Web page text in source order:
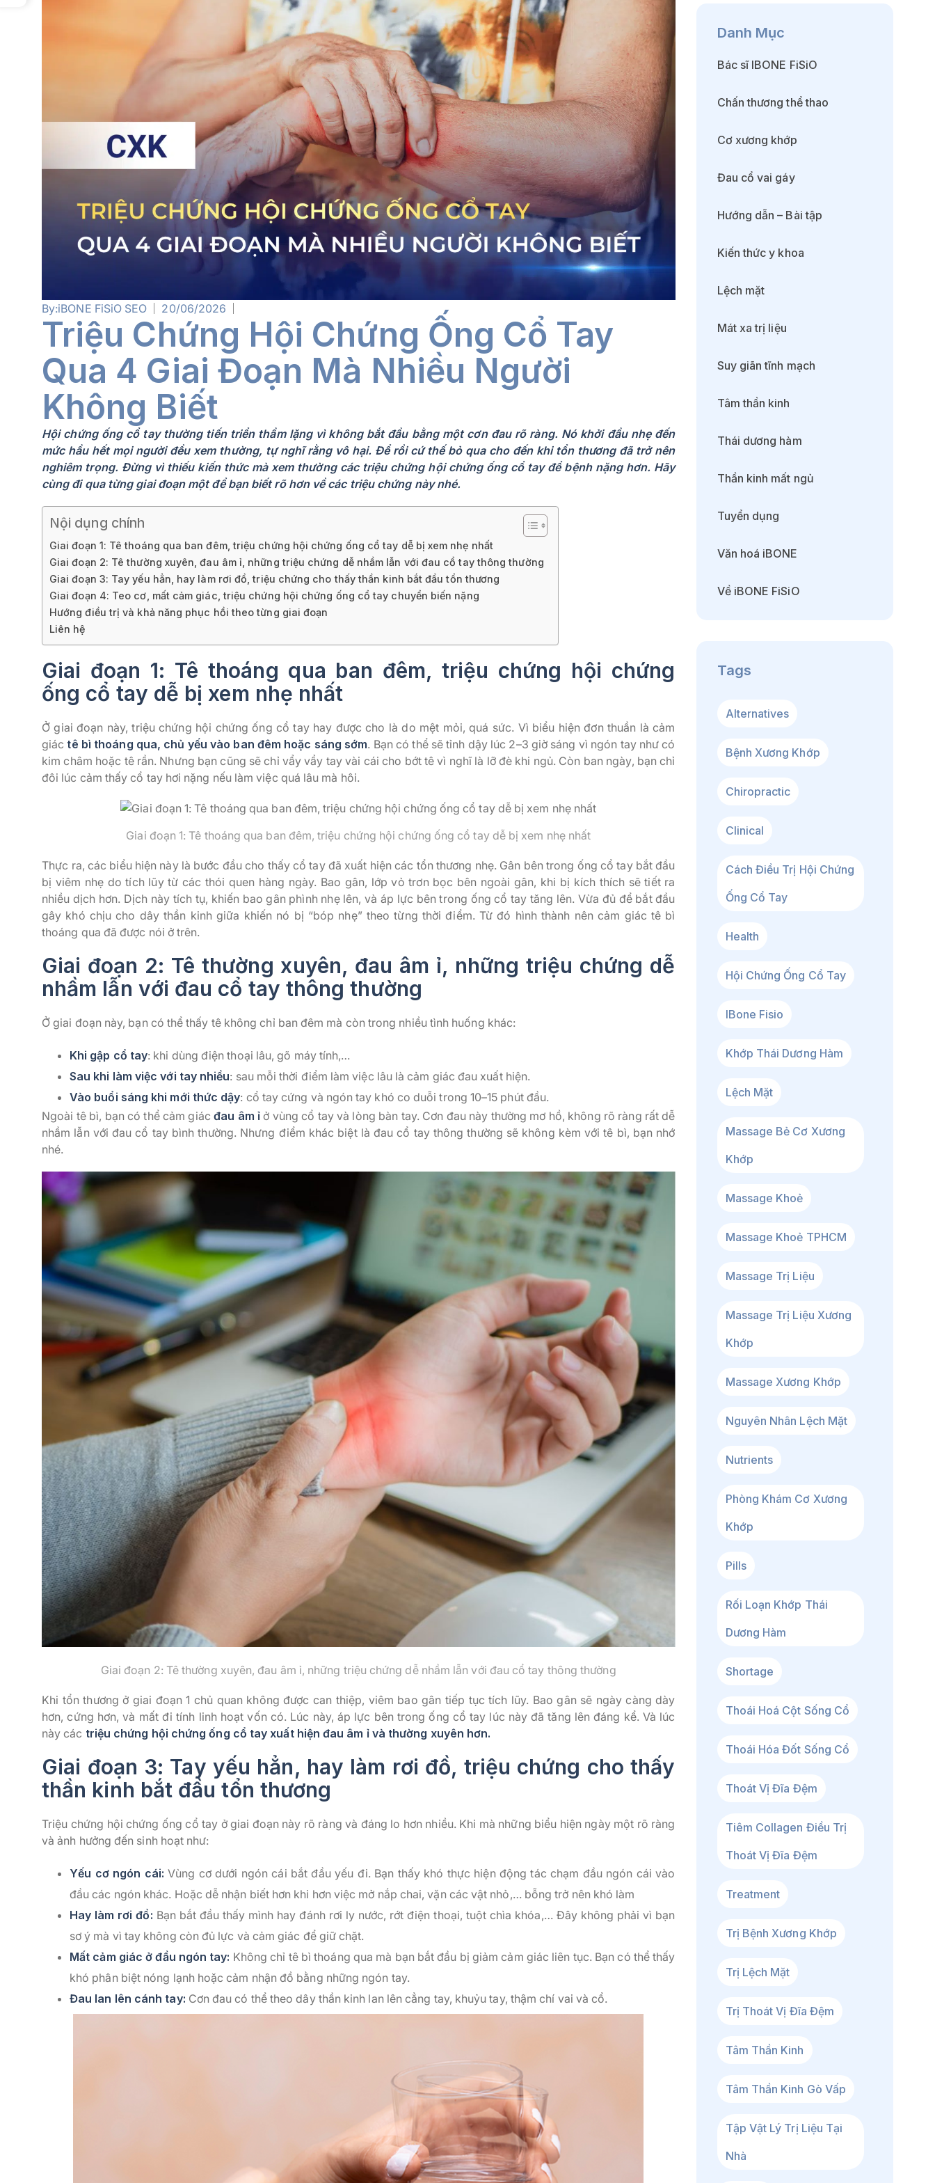
By:iBONE FiSiO SEO 20/06/2026
Triệu Chứng Hội Chứng Ống Cổ Tay
Qua 4 Giai Đoạn Mà Nhiều Người
Không Biết
Hội chứng ống cổ tay thường tiến triển thầm lặng vì không bắt đầu bằng một cơn đau rõ ràng. Nó khởi đầu nhẹ đến
mức hầu hết mọi người đều xem thường, tự nghĩ rằng vô hại. Để rồi cứ thế bỏ qua cho đến khi tổn thương đã trở nên
nghiêm trọng. Đừng vì thiếu kiến thức mà xem thường các triệu chứng hội chứng ống cổ tay để bệnh nặng hơn. Hãy
cùng đi qua từng giai đoạn một để bạn biết rõ hơn về các triệu chứng này nhé.
Nội dụng chính
Giai đoạn 1: Tê thoáng qua ban đêm, triệu chứng hội chứng ống cổ tay dễ bị xem nhẹ nhất
Giai đoạn 2: Tê thường xuyên, đau âm ỉ, những triệu chứng dễ nhầm lẫn với đau cổ tay thông thường
Giai đoạn 3: Tay yếu hẳn, hay làm rơi đồ, triệu chứng cho thấy thần kinh bắt đầu tổn thương
Giai đoạn 4: Teo cơ, mất cảm giác, triệu chứng hội chứng ống cổ tay chuyển biến nặng
Hướng điều trị và khả năng phục hồi theo từng giai đoạn
Liên hệ
Giai đoạn 1: Tê thoáng qua ban đêm, triệu chứng hội chứng
ống cổ tay dễ bị xem nhẹ nhất
Ở giai đoạn này, triệu chứng hội chứng ống cổ tay hay được cho là do mệt mỏi, quá sức. Vì biểu hiện đơn thuần là cảm
giác tê bì thoáng qua, chủ yếu vào ban đêm hoặc sáng sớm. Bạn có thể sẽ tỉnh dậy lúc 2–3 giờ sáng vì ngón tay như có
kim châm hoặc tê rần. Nhưng bạn cũng sẽ chỉ vẩy vẩy tay vài cái cho bớt tê vì nghĩ là lỡ đè khi ngủ. Còn ban ngày, bạn chỉ
đôi lúc cảm thấy cổ tay hơi nặng nếu làm việc quá lâu mà hôi.
Giai đoạn 1: Tê thoáng qua ban đêm, triệu chứng hội chứng ống cổ tay dễ bị xem nhẹ nhất
Thực ra, các biểu hiện này là bước đầu cho thấy cổ tay đã xuất hiện các tổn thương nhẹ. Gân bên trong ống cổ tay bắt đầu
bị viêm nhẹ do tích lũy từ các thói quen hàng ngày. Bao gân, lớp vỏ trơn bọc bên ngoài gân, khi bị kích thích sẽ tiết ra
nhiều dịch hơn. Dịch này tích tụ, khiến bao gân phình nhẹ lên, và áp lực bên trong ống cổ tay tăng lên. Vừa đủ để bắt đầu
gây khó chịu cho dây thần kinh giữa khiến nó bị “bóp nhẹ” theo từng thời điểm. Từ đó hình thành nên cảm giác tê bì
thoáng qua đã được nói ở trên.
Giai đoạn 2: Tê thường xuyên, đau âm ỉ, những triệu chứng dễ
nhầm lẫn với đau cổ tay thông thường
Ở giai đoạn này, bạn có thể thấy tê không chỉ ban đêm mà còn trong nhiều tình huống khác:
Khi gập cổ tay: khi dùng điện thoại lâu, gõ máy tính,…
Sau khi làm việc với tay nhiều: sau mỗi thời điểm làm việc lâu là cảm giác đau xuất hiện.
Vào buổi sáng khi mới thức dậy: cổ tay cứng và ngón tay khó co duỗi trong 10–15 phút đầu.
Ngoài tê bì, bạn có thể cảm giácđau âm ỉ ở vùng cổ tay và lòng bàn tay. Cơn đau này thường mơ hồ, không rõ ràng rất dễ
nhầm lẫn với đau cổ tay bình thường. Nhưng điểm khác biệt là đau cổ tay thông thường sẽ không kèm với tê bì, bạn nhớ
nhé.
Giai đoạn 2: Tê thường xuyên, đau âm ỉ, những triệu chứng dễ nhầm lẫn với đau cổ tay thông thường
Khi tổn thương ở giai đoạn 1 chủ quan không được can thiệp, viêm bao gân tiếp tục tích lũy. Bao gân sẽ ngày càng dày
hơn, cứng hơn, và mất đi tính linh hoạt vốn có. Lúc này, áp lực bên trong ống cổ tay lúc này đã tăng lên đáng kể. Và lúc
này các triệu chứng hội chứng ống cổ tay xuất hiện đau âm ỉ và thường xuyên hơn.
Giai đoạn 3: Tay yếu hẳn, hay làm rơi đồ, triệu chứng cho thấy
thần kinh bắt đầu tổn thương
Triệu chứng hội chứng ống cổ tay ở giai đoạn này rõ ràng và đáng lo hơn nhiều. Khi mà những biểu hiện ngày một rõ ràng
và ảnh hưởng đến sinh hoạt như:
Yếu cơ ngón cái: Vùng cơ dưới ngón cái bắt đầu yếu đi. Bạn thấy khó thực hiện động tác chạm đầu ngón cái vào
đầu các ngón khác. Hoặc dễ nhận biết hơn khi hơn việc mở nắp chai, vặn các vật nhỏ,… bỗng trở nên khó làm
Hay làm rơi đồ: Bạn bắt đầu thấy mình hay đánh rơi ly nước, rớt điện thoại, tuột chìa khóa,… Đây không phải vì bạn
sơ ý mà vì tay không còn đủ lực và cảm giác để giữ chặt.
Mất cảm giác ở đầu ngón tay: Không chỉ tê bì thoáng qua mà bạn bắt đầu bị giảm cảm giác liên tục. Bạn có thể thấy
khó phân biệt nóng lạnh hoặc cảm nhận đồ bằng những ngón tay.
Đau lan lên cánh tay: Cơn đau có thể theo dây thần kinh lan lên cẳng tay, khuỷu tay, thậm chí vai và cổ.
Danh Mục
Bác sĩ IBONE FiSiO
Chấn thương thể thao
Cơ xương khớp
Đau cổ vai gáy
Hướng dẫn – Bài tập
Kiến thức y khoa
Lệch mặt
Mát xa trị liệu
Suy giãn tĩnh mạch
Tâm thần kinh
Thái dương hàm
Thần kinh mất ngủ
Tuyển dụng
Văn hoá iBONE
Về iBONE FiSiO
Tags
Alternatives
Bệnh Xương Khớp
Chiropractic
Clinical
Cách Điều Trị Hội Chứng
Ống Cổ Tay
Health
Hội Chứng Ống Cổ Tay
IBone Fisio
Khớp Thái Dương Hàm
Lệch Mặt
Massage Bẻ Cơ Xương
Khớp
Massage Khoẻ
Massage Khoẻ TPHCM
Massage Trị Liệu
Massage Trị Liệu Xương
Khớp
Massage Xương Khớp
Nguyên Nhân Lệch Mặt
Nutrients
Phòng Khám Cơ Xương
Khớp
Pills
Rối Loạn Khớp Thái
Dương Hàm
Shortage
Thoái Hoá Cột Sống Cổ
Thoái Hóa Đốt Sống Cổ
Thoát Vị Đĩa Đệm
Tiêm Collagen Điều Trị
Thoát Vị Đĩa Đệm
Treatment
Trị Bệnh Xương Khớp
Trị Lệch Mặt
Trị Thoát Vị Đĩa Đệm
Tâm Thần Kinh
Tâm Thần Kinh Gò Vấp
Tập Vật Lý Trị Liệu Tại
Nhà